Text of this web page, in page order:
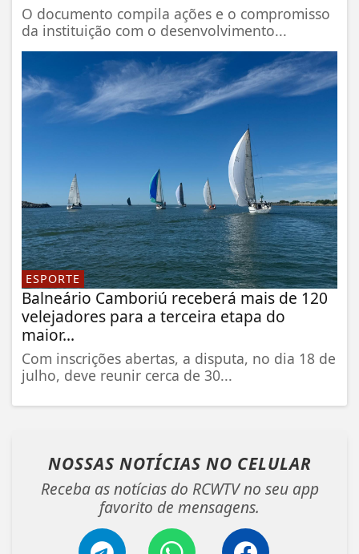
O documento compila ações e o compromisso
da instituição com o desenvolvimento...
ESPORTE
Balneário Camboriú receberá mais de 120
velejadores para a terceira etapa do
maior...
Com inscrições abertas, a disputa, no dia 18 de
julho, deve reunir cerca de 30...
NOSSAS NOTÍCIAS NO CELULAR
Receba as notícias do RCWTV no seu app
favorito de mensagens.